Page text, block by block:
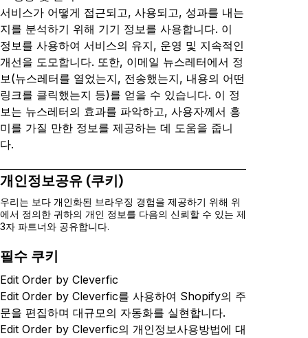
서비스가 어떻게 접근되고, 사용되고, 성과를 내는
지를 분석하기 위해 기기 정보를 사용합니다. 이
정보를 사용하여 서비스의 유지, 운영 및 지속적인
개선을 도모합니다. 또한, 이메일 뉴스레터에서 정
보(뉴스레터를 열었는지, 전송했는지, 내용의 어떤
링크를 클릭했는지 등)를 얻을 수 있습니다. 이 정
보는 뉴스레터의 효과를 파악하고, 사용자께서 흥
미를 가질 만한 정보를 제공하는 데 도움을 줍니
다.
개인정보공유 (쿠키)
우리는 보다 개인화된 브라우징 경험을 제공하기 위해 위
에서 정의한 귀하의 개인 정보를 다음의 신뢰할 수 있는 제
3자 파트너와 공유합니다.
필수 쿠키
Edit Order by Cleverfic
Edit Order by Cleverfic를 사용하여 Shopify의 주
문을 편집하며 대규모의 자동화를 실현합니다.
Edit Order by Cleverfic의 개인정보사용방법에 대